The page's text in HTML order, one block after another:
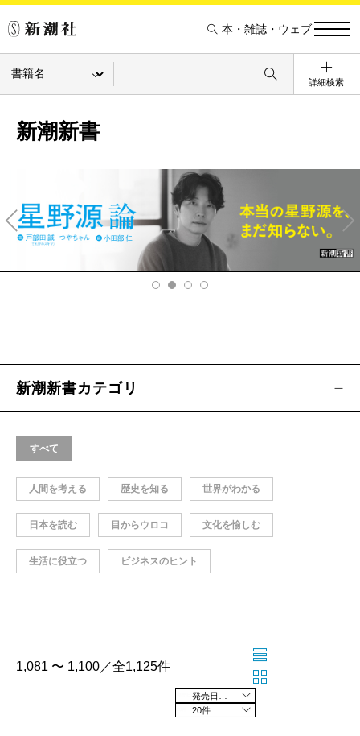
本・雑誌・ウェブ
詳細検索
新潮新書
v
Ne
xt
新潮新書カテゴリ
すべて
人間を考える 歴史を知る 世界がわかる
日本を読む 目からウロコ 文化を愉しむ
生活に役立つ ビジネスのヒント
1,081 〜 1,100／全1,125件
20件